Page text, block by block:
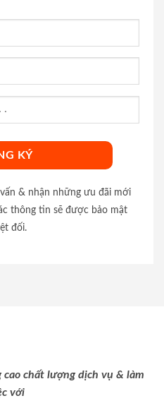
& nhận những ưu đãi mới
thông tin sẽ được bảo mật
đối.
chất lượng dịch vụ & làm
với